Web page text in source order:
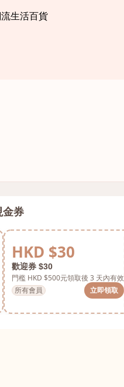
金券
HKD $30
歡迎券 $30
門檻 HKD $500元領取後 3 天內有效
所有會員
立即領取